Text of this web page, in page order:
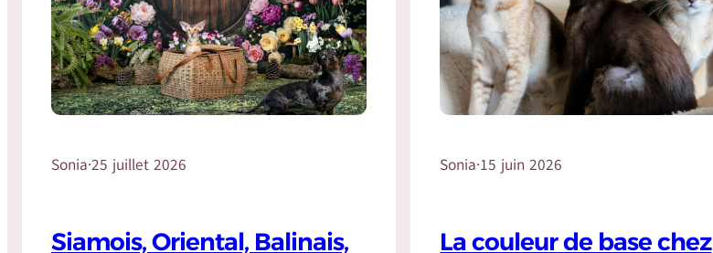
Sonia·25 juillet 2026
Siamois, Oriental, Balinais,
Sonia·15 juin 2026
La couleur de base chez